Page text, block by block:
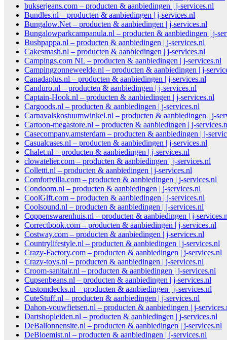
bukserjeans.com – producten & aanbiedingen | j-services.nl
Bundles.nl – producten & aanbiedingen | j-services.nl
Bungalow.Net – producten & aanbiedingen | j-services.nl
Bungalowparkcampanula.nl – producten & aanbiedingen | j-
Bushpappa.nl – producten & aanbiedingen | j-services.nl
Cakesmash.nl – producten & aanbiedingen | j-services.nl
Campings.com NL – producten & aanbiedingen | j-services.nl
Campingzonneweelde.nl – producten & aanbiedingen | j-
Canadaplus.nl – producten & aanbiedingen | j-services.nl
Canduro.nl – producten & aanbiedingen | j-services.nl
Captain-Hook.nl – producten & aanbiedingen | j-services.nl
Cargoods.nl – producten & aanbiedingen | j-services.nl
Carnavalskostuumwinkel.nl – producten & aanbiedingen | j-
Cartoon-megastore.nl – producten & aanbiedingen | j-
Casecompany.amsterdam – producten & aanbiedingen | j-
Casualcases.nl – producten & aanbiedingen | j-services.nl
Chalet.nl – producten & aanbiedingen | j-services.nl
clowatelier.com – producten & aanbiedingen | j-services.nl
Colletti.nl – producten & aanbiedingen | j-services.nl
Comfortvilla.com – producten & aanbiedingen | j-services.nl
Condoom.nl – producten & aanbiedingen | j-services.nl
CoolGift.com – producten & aanbiedingen | j-services.nl
Coolsound.nl – producten & aanbiedingen | j-services.nl
Coppenswarenhuis.nl – producten & aanbiedingen | j-
Correctbook.com – producten & aanbiedingen | j-services.nl
Costway.com – producten & aanbiedingen | j-services.nl
Countrylifestyle.nl – producten & aanbiedingen | j-services.nl
Crazy-Factory.com – producten & aanbiedingen | j-services.nl
Crazy-toys.nl – producten & aanbiedingen | j-services.nl
Croom-sanitair.nl – producten & aanbiedingen | j-services.nl
Cupsenbeans.nl – producten & aanbiedingen | j-services.nl
Customdecks.nl – producten & aanbiedingen | j-services.nl
CuteStuff.nl – producten & aanbiedingen | j-services.nl
Dahon-vouwfietsen.nl – producten & aanbiedingen | j-
Dartshopleiden.nl – producten & aanbiedingen | j-services.nl
DeBallonnensite.nl – producten & aanbiedingen | j-services.nl
DeBloemist.nl – producten & aanbiedingen | j-services.nl